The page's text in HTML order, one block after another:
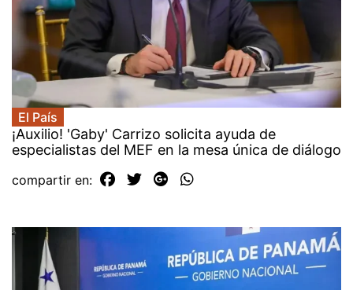
El País
¡Auxilio! 'Gaby' Carrizo solicita ayuda de
especialistas del MEF en la mesa única de diálogo
compartir en: